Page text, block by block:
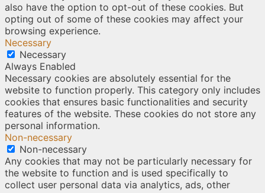
also have the option to opt-out of these cookies. But
opting out of some of these cookies may affect your
browsing experience.
Necessary
Necessary
Always Enabled
Necessary cookies are absolutely essential for the
website to function properly. This category only includes
cookies that ensures basic functionalities and security
features of the website. These cookies do not store any
personal information.
Non-necessary
Non-necessary
Any cookies that may not be particularly necessary for
the website to function and is used specifically to
collect user personal data via analytics, ads, other